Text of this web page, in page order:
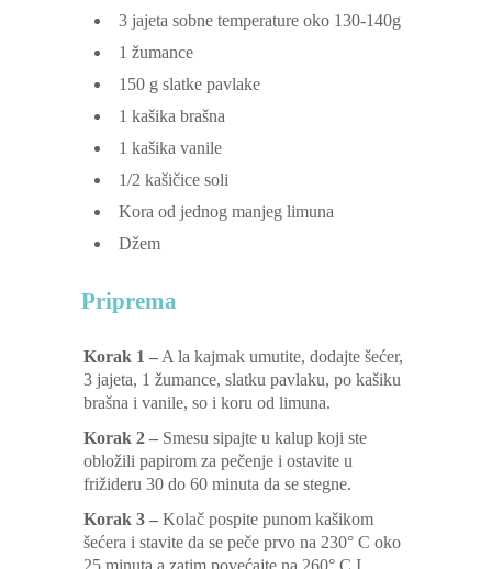
3 jajeta sobne temperature oko 130-140g
1 žumance
150 g slatke pavlake
1 kašika brašna
1 kašika vanile
1/2 kašičice soli
Kora od jednog manjeg limuna
Džem
Priprema
Korak 1 – A la kajmak umutite, dodajte šećer,
3 jajeta, 1 žumance, slatku pavlaku, po kašiku
brašna i vanile, so i koru od limuna.
Korak 2 – Smesu sipajte u kalup koji ste
obložili papirom za pečenje i ostavite u
frižideru 30 do 60 minuta da se stegne.
Korak 3 – Kolač pospite punom kašikom
šećera i stavite da se peče prvo na 230° C oko
25 minuta a zatim povećajte na 260° C I